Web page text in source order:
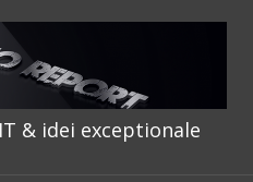
& idei exceptionale